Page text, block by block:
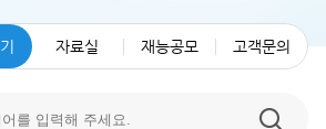
자료실 재능공모 고객문의